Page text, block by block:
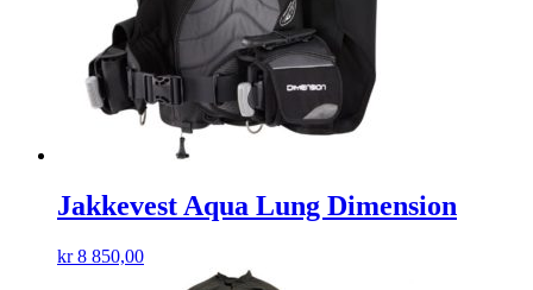
Jakkevest Aqua Lung Dimension
kr8 850,00